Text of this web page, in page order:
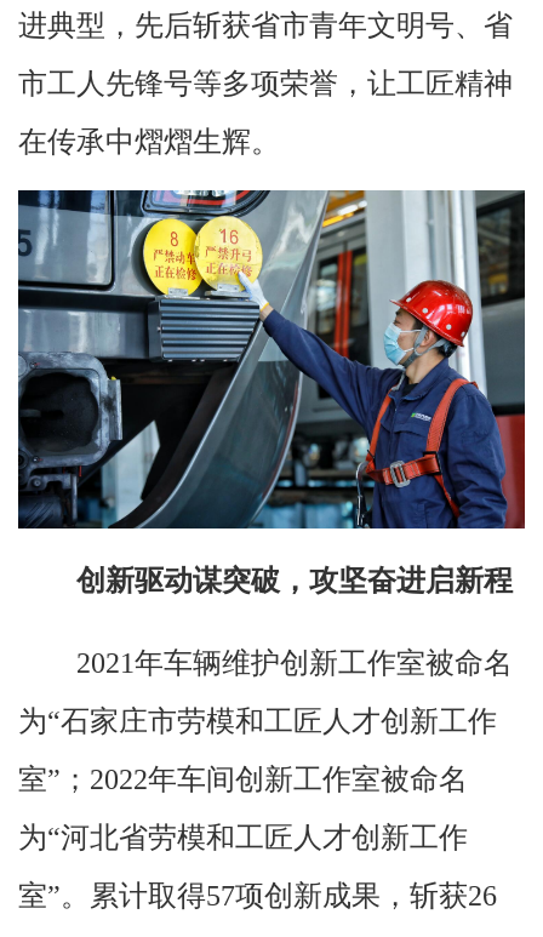
进典型，先后斩获省市青年文明号、省
市工人先锋号等多项荣誉，让工匠精神
在传承中熠熠生辉。
创新驱动谋突破，攻坚奋进启新程
2021年车辆维护创新工作室被命名
为“石家庄市劳模和工匠人才创新工作
室”；2022年车间创新工作室被命名
为“河北省劳模和工匠人才创新工作
室”。累计取得57项创新成果，斩获26